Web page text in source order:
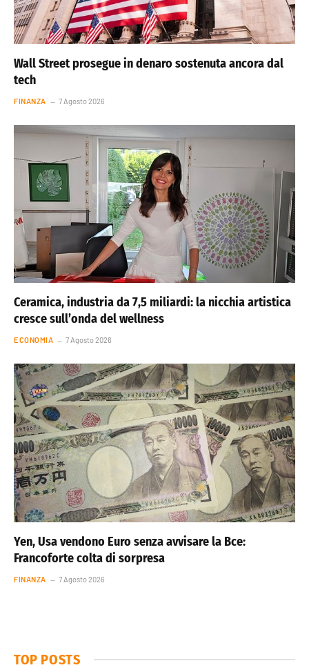
Wall Street prosegue in denaro sostenuta ancora dal
tech
FINANZA 7 Agosto 2026
Ceramica, industria da 7,5 miliardi: la nicchia artistica
cresce sull’onda del wellness
ECONOMIA 7 Agosto 2026
Yen, Usa vendono Euro senza avvisare la Bce:
Francoforte colta di sorpresa
FINANZA 7 Agosto 2026
TOP POSTS